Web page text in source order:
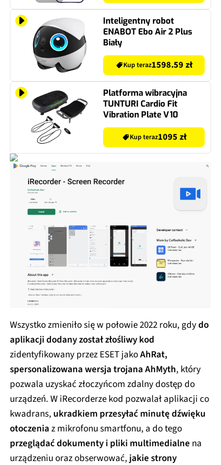
Inteligentny robot
ENABOT Ebo Air 2 Plus
Biały
Kup teraz1598.59 zł
Platforma wibracyjna
TUNTURI Cardio Fit
Vibration Plate V10
Kup teraz1095 zł
Wszystko zmieniło się w połowie 2022 roku, gdydo
aplikacji dodany został złośliwy kod
zidentyfikowany przez ESET jakoAhRat,
spersonalizowana wersja trojana AhMyth, który
pozwala uzyskać złoczyńcom zdalny dostęp do
urządzeń. W iRecorderze kod pozwalał aplikacji co
kwadrans, ukradkiem przesyłać minutę dźwięku
otoczeniaz mikrofonu smartfonu, a do tego
przeglądać dokumenty i pliki multimedialne na
urządzeniu oraz obserwować, jakie strony